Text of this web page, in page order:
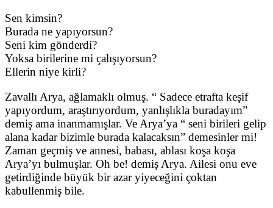
Sen kimsin?
Burada ne yapıyorsun?
Seni kim gönderdi?
Yoksa birilerine mi çalışıyorsun?
Ellerin niye kirli?
Zavallı Arya, ağlamaklı olmuş. “ Sadece etrafta keşif
yapıyordum, araştırıyordum, yanlışlıkla buradayım”
demiş ama inanmamışlar. Ve Arya’ya “ seni birileri gelip
alana kadar bizimle burada kalacaksın” demesinler mi!
Zaman geçmiş ve annesi, babası, ablası koşa koşa
Arya’yı bulmuşlar. Oh be! demiş Arya. Ailesi onu eve
getirdiğinde büyük bir azar yiyeceğini çoktan
kabullenmiş bile.